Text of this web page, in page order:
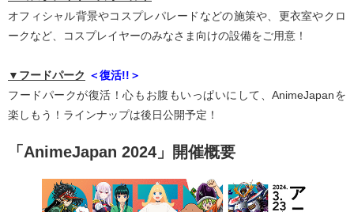
オフィシャル背景やコスプレパレードなどの施策や、更衣室やクロ
ークなど、コスプレイヤーのみなさま向けの設備をご用意！
▼フードパーク ＜復活!!＞
フードパークが復活！心もお腹もいっぱいにして、AnimeJapanを
楽しもう！ラインナップは後日公開予定！
「AnimeJapan 2024」開催概要